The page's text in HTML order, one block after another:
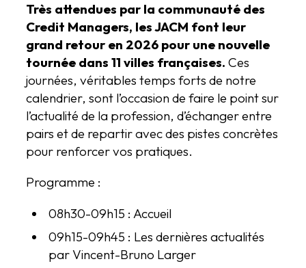
Très attendues par la communauté des
Credit Managers, les JACM font leur
grand retour en 2026 pour une nouvelle
tournée dans 11 villes françaises. Ces
journées, véritables temps forts de notre
calendrier, sont l’occasion de faire le point sur
l’actualité de la profession, d’échanger entre
pairs et de repartir avec des pistes concrètes
pour renforcer vos pratiques.
Programme :
08h30-09h15 : Accueil
09h15-09h45 : Les dernières actualités
par Vincent-Bruno Larger